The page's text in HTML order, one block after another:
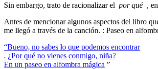
Sin embargo, trato de racionalizar el por qué, en
Antes de mencionar algunos aspectos del libro
me llegó a través de la canción. : Paseo en
“Bueno, no sabes lo que podemos encontrar
. ¿Por qué no vienes conmigo, niña?
En un paseo en alfombra mágica ”